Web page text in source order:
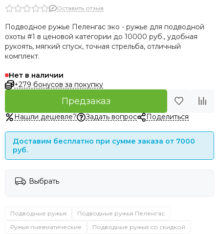
Оставить отзыв
Подводное ружье Пеленгас эко - ружье для подводной
охоты #1 в ценовой категории до 10000 руб., удобная
рукоять, мягкий спуск, точная стрельба, отличный
комплект.
Нет в наличии
+279 бонусов за покупку
Предзаказ
Нашли дешевле? Задать вопрос Поделиться
Доставим бесплатно при сумме заказа от 7000
руб.
Выбрать
Подводные ружья
Подводные ружья Пеленгас
Ружья пневматические
Подводные ружья со скидкой